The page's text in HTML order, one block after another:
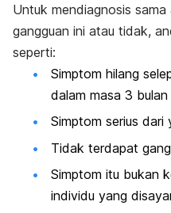
Untuk mendiagnosis
gangguan ini atau tidak,
seperti:
Simptom hilang
dalam masa 3 bulan
Simptom serius dari
Tidak terdapat
Simptom itu bukan
individu yang